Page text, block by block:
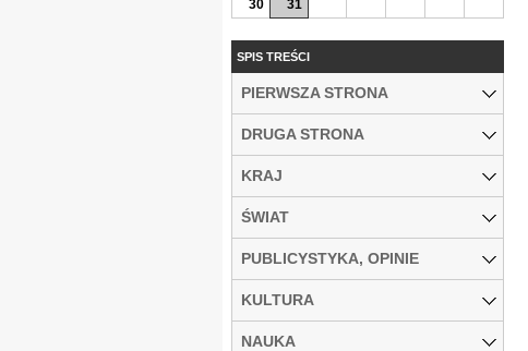
30
31
SPIS TREŚCI
PIERWSZA STRONA
DRUGA STRONA
KRAJ
ŚWIAT
PUBLICYSTYKA, OPINIE
KULTURA
NAUKA